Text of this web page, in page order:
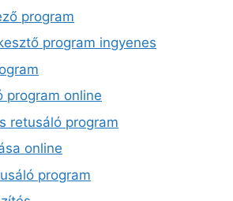
program
program ingyenes
program online
retusáló program
online
program